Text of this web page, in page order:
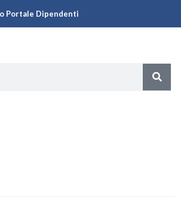
Portale Dipendenti